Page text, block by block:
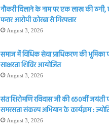
नौकरी दिलाने के नाम पर एक लाख की
फरार आरोपी कोरबा से गिरफ्तार
August 3, 2026
समाज में विधिक सेवा प्राधिकरण की भूमिका
साक्षरता शिविर आयोजित
August 3, 2026
संत शिरोमणि रविदास जी की 650वीं जयंती
समरसता संकल्प अभियान के कार्यक्रम :
August 3, 2026